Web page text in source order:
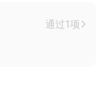
通过1项